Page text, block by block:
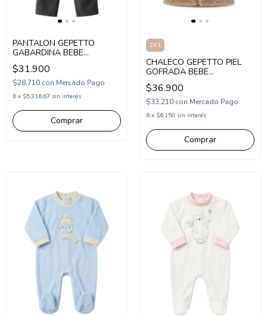
PANTALON GEPETTO
GABARDINA BEBE
(GT293106)
$31.900
$28.710 con Mercado Pago
6 x $5.316,67 sin interés
Comprar
2X1
CHALECO GEPETTO PIEL
GOFRADA BEBE
(GT292354)
$36.900
$33.210 con Mercado Pago
6 x $6.150 sin interés
Comprar